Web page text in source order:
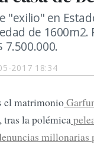
2017 18:34
"exilio" en
de 1600m2.
7.500.000.
el matrimonio
tras la polémica
millonarias